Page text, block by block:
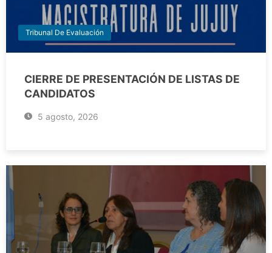
Tribunal De Evaluación
CIERRE DE PRESENTACIÓN DE LISTAS DE
CANDIDATOS
5 agosto, 2026